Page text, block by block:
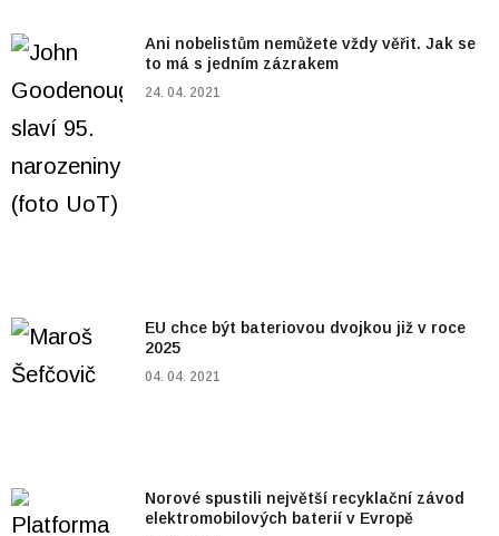
Ani nobelistům nemůžete vždy věřit. Jak se
to má s jedním zázrakem
24. 04. 2021
EU chce být bateriovou dvojkou již v roce
2025
04. 04. 2021
Norové spustili největší recyklační závod
elektromobilových baterií v Evropě